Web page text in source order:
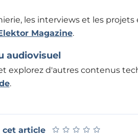
les interviews et les
Magazine.
audiovisuel
explorez d'autres contenus
.
cet article ★ ★ ★ ★ ★
★ ★ ★ ★ ★